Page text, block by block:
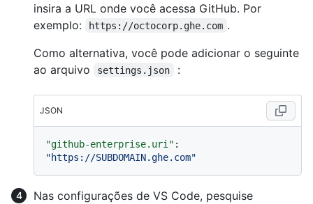
insira a URL onde você acessa GitHub. Por
exemplo:
https://octocorp.ghe.com .
Como alternativa, você pode adicionar o seguinte
ao arquivo
settings.json :
JSON
"github-enterprise.uri" :
"https://SUBDOMAIN.ghe.com"
Nas configurações de VS Code, pesquise